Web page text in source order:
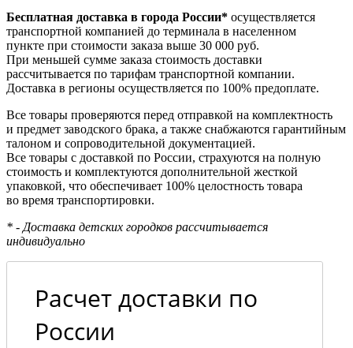
Бесплатная доставка в города России* осуществляется
транспортной компанией до терминала в населенном
пункте при стоимости заказа выше 30 000 руб.
При меньшей сумме заказа стоимость доставки
рассчитывается по тарифам транспортной компании.
Доставка в регионы осуществляется по 100% предоплате.
Все товары проверяются перед отправкой на комплектность
и предмет заводского брака, а также снабжаются гарантийным
талоном и сопроводительной документацией.
Все товары с доставкой по России, страхуются на полную
стоимость и комплектуются дополнительной жесткой
упаковкой, что обеспечивает 100% целостность товара
во время транспортировки.
* - Доставка детских городков рассчитывается
индивидуально
Расчет доставки по
России